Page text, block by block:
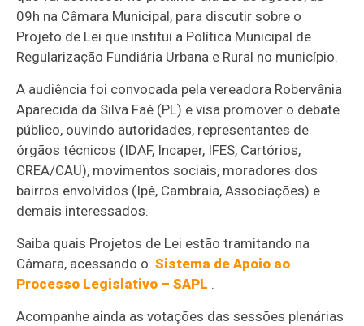
09h na Câmara Municipal, para discutir sobre o
Projeto de Lei que institui a Política Municipal de
Regularização Fundiária Urbana e Rural no município.
A audiência foi convocada pela vereadora Robervânia
Aparecida da Silva Faé (PL) e visa promover o debate
público, ouvindo autoridades, representantes de
órgãos técnicos (IDAF, Incaper, IFES, Cartórios,
CREA/CAU), movimentos sociais, moradores dos
bairros envolvidos (Ipê, Cambraia, Associações) e
demais interessados.
Saiba quais Projetos de Lei estão tramitando na
Câmara, acessando oSistema de Apoio ao
Processo Legislativo – SAPL .
Acompanhe ainda as votações das sessões plenárias